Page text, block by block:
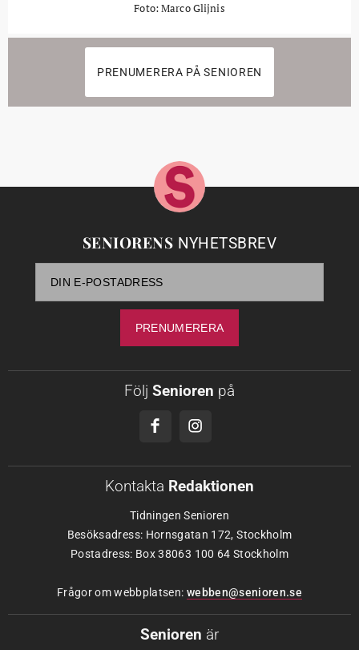
Foto: Marco Glijnis
PRENUMERERA PÅ SENIOREN
SENIORENS NYHETSBREV
Följ Senioren på
Kontakta Redaktionen
Tidningen Senioren
Besöksadress: Hornsgatan 172, Stockholm
Postadress: Box 38063 100 64 Stockholm
Frågor om webbplatsen: webben@senioren.se
Senioren är